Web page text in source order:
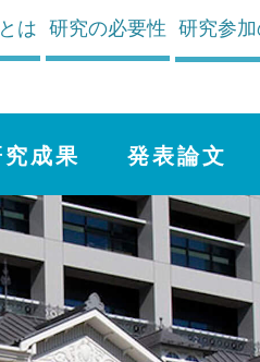
究成果 発表論文
は 研究の必要性 研究参